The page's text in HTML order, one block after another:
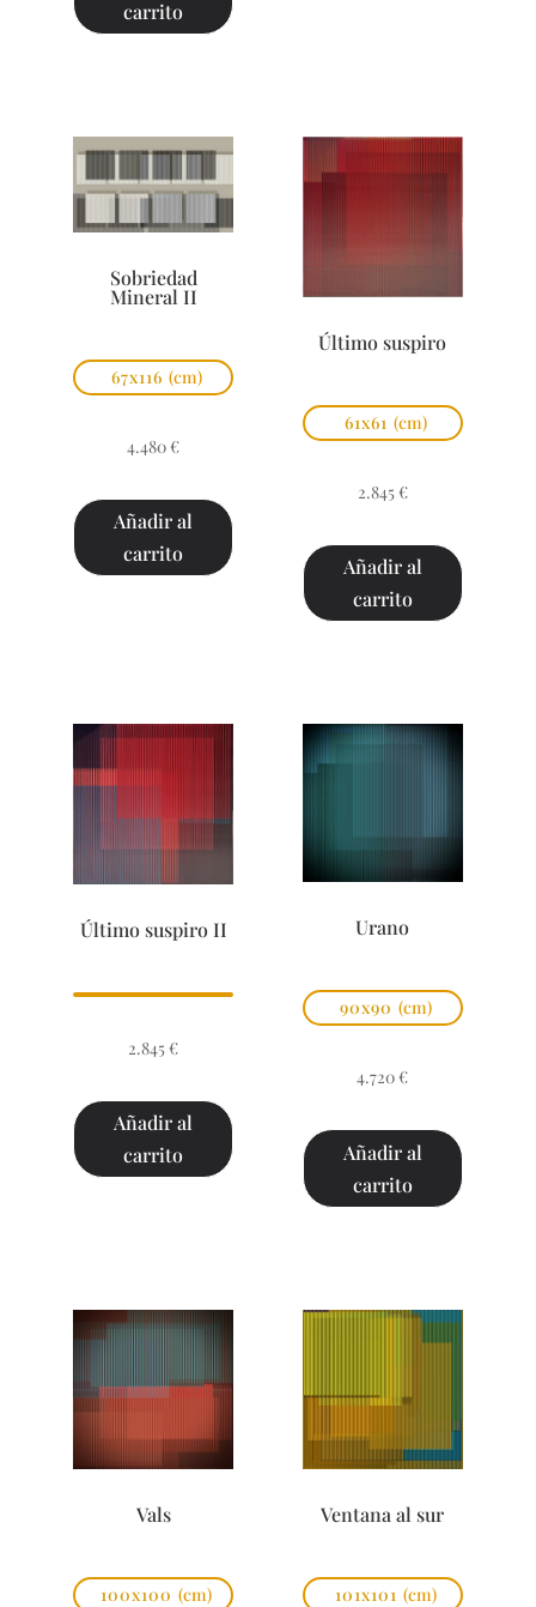
carrito
Sobriedad
Mineral II
67x116 (cm)
4.480 €
Añadir al
carrito
Último suspiro
61x61 (cm)
2.845 €
Añadir al
carrito
Último suspiro II
2.845 €
Añadir al
carrito
Urano
90x90 (cm)
4.720 €
Añadir al
carrito
Vals
100x100 (cm)
Ventana al sur
101x101 (cm)